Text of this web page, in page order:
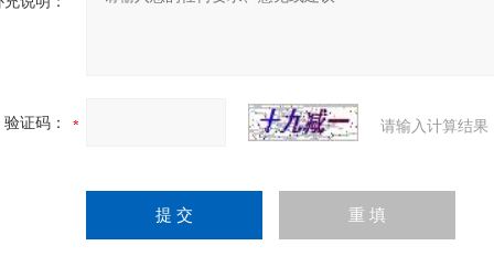
验证码： 请输入计算结果